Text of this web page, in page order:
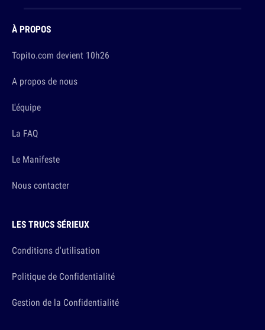
À PROPOS
Topito.com devient 10h26
A propos de nous
L'équipe
La FAQ
Le Manifeste
Nous contacter
LES TRUCS SÉRIEUX
Conditions d'utilisation
Politique de Confidentialité
Gestion de la Confidentialité